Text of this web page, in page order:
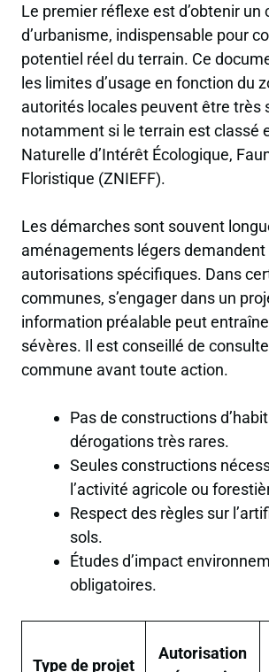
Le premier réflexe est d’obtenir un
d’urbanisme, indispensable pour
potentiel réel du terrain. Ce
les limites d’usage en fonction du
autorités locales peuvent être très
notamment si le terrain est classé
Naturelle d’Intérêt Écologique,
Floristique (ZNIEFF).
Les démarches sont souvent
aménagements légers demandent
autorisations spécifiques. Dans
communes, s’engager dans un
information préalable peut
sévères. Il est conseillé de
commune avant toute action.
Pas de constructions
dérogations très rares.
Seules constructions
l’activité agricole ou
Respect des règles sur
sols.
Études d’impact
obligatoires.
Type de projet
Autorisation